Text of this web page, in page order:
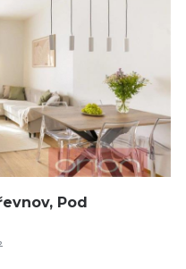
Pod